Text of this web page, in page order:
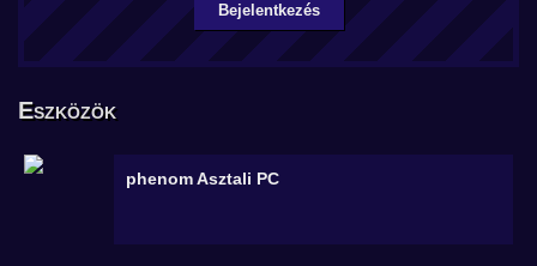
Bejelentkezés
Eszközök
phenomAsztali PC